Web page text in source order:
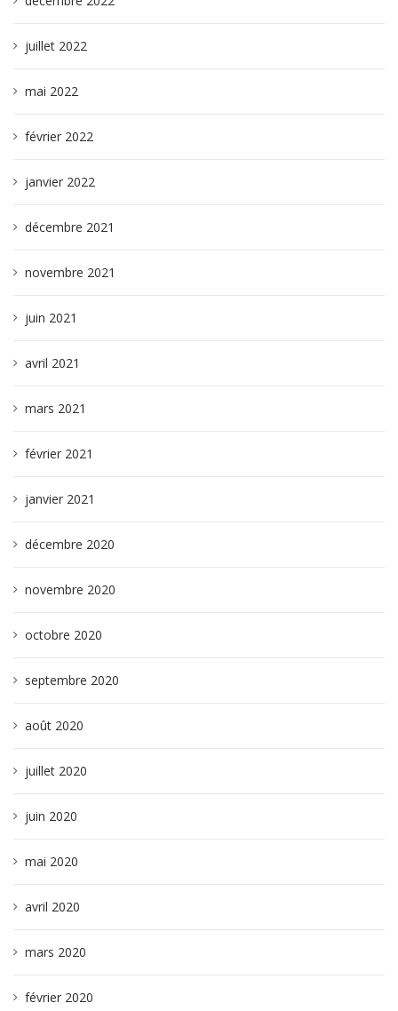
juillet 2022
mai 2022
février 2022
janvier 2022
décembre 2021
novembre 2021
juin 2021
avril 2021
mars 2021
février 2021
janvier 2021
décembre 2020
novembre 2020
octobre 2020
septembre 2020
août 2020
juillet 2020
juin 2020
mai 2020
avril 2020
mars 2020
février 2020